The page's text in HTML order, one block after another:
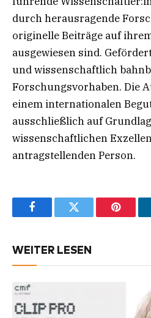
durch herausragende
originelle Beiträge auf
ausgewiesen sind.
und wissenschaftlich
Forschungsvorhaben. Die
einem internationalen
ausschließlich auf
wissenschaftlichen
antragstellenden Person.
FacebookTwitter
WEITER LESEN